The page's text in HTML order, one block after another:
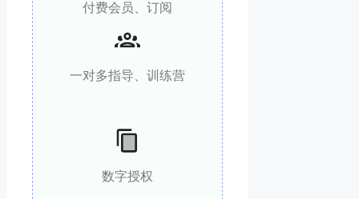
付费会员、订阅
一对多指导、训练营
数字授权